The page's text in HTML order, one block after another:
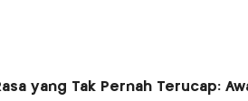
yang Tak Pernah Terucap: